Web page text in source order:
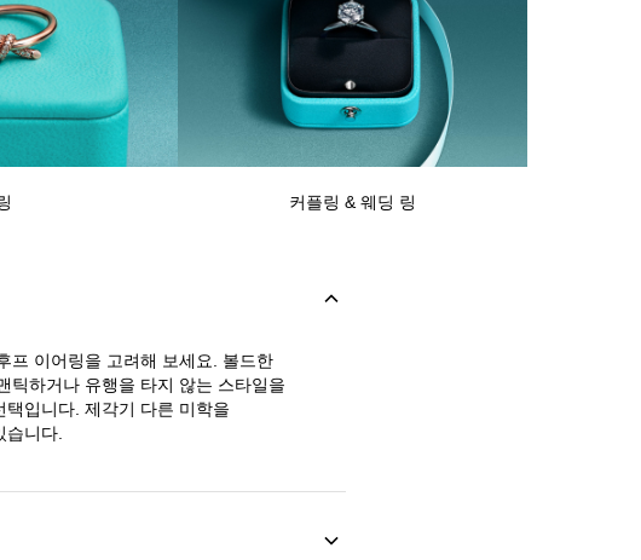
커플링 & 웨딩 링
프 이어링을 고려해 보세요. 볼드한
틱하거나 유행을 타지 않는 스타일을
입니다. 제각기 다른 미학을
습니다.